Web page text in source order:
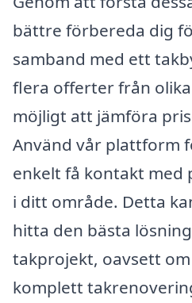
bättre förbereda dig
samband med ett
flera offerter från
möjligt att jämföra
Använd vår plattform
enkelt få kontakt med
i ditt område. Detta
hitta den bästa
takprojekt, oavsett
komplett